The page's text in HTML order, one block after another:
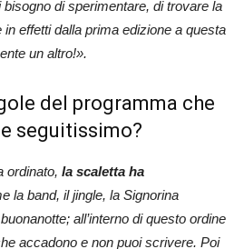
di sperimentare, di trovare la
in effetti dalla prima edizione a questa
un altro!».
del programma che
seguitissimo?
ordinato, la scaletta ha
la band, il jingle, la Signorina
all’interno di questo ordine
accadono e non puoi scrivere. Poi